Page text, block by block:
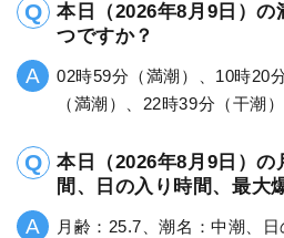
本日（2026年8月9日）
つですか？
02時59分（満潮）、10時20
（満潮）、22時39分（干潮）
本日（2026年8月9日）
間、日の入り時間、最大
月齢：25.7、潮名：中潮、